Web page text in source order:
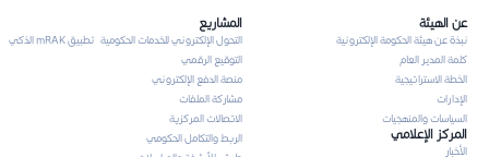
عن الهيئة
نبذة عن هيئة الحكومة الإلكترونية
كلمة المدير العام
الخطة الاستراتيجية
الإدارات
السياسات والمنهجيات
المركز الإعلامي
الأخبار
المشاريع
التحول الإلكتروني للخدمات الحكومية تطبيق mRAK الذكي
التوقيع الرقمي
منصة الدفع الإلكتروني
مشاركة الملفات
الاتصالات المركزية
الربط والتكامل الحكومي